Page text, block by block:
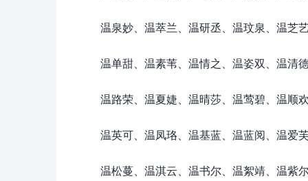
温泉妙、温萃兰、温研丞、温玟泉、温芝艺
温单甜、温素苇、温情之、温姿双、温清德
温路荣、温夏婕、温晴莎、温莺碧、温顺欢
温英可、温凤珞、温基蓝、温蓝阅、温爱芙
温松蔓、温淇云、温书尔、温絮靖、温紫尔